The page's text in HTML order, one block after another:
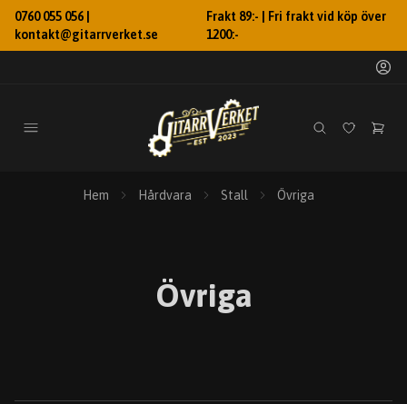
0760 055 056 |
kontakt@gitarrverket.se
Frakt 89:- | Fri frakt vid köp över
1200:-
Hem Hårdvara Stall Övriga
Övriga